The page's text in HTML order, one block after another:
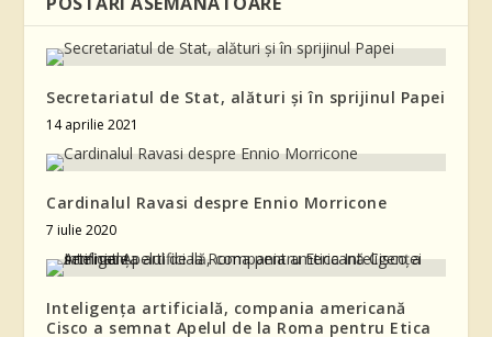
Secretariatul de Stat, alături și în sprijinul Papei
14 aprilie 2021
Cardinalul Ravasi despre Ennio Morricone
7 iulie 2020
Inteligența artificială, compania americană
Cisco a semnat Apelul de la Roma pentru Etica